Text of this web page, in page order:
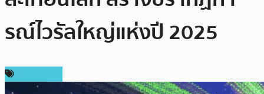
รณ์ไวรัลใหญ่แห่งปี 2025